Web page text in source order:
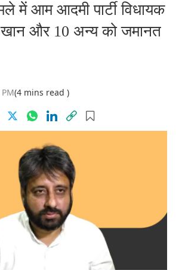
में आम आदमी पार्टी विधायक
और 10 अन्य को जमानत
(4 mins read )